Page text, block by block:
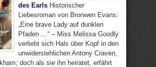
des Earls Historischer
Liebesroman von Bronwen Evans:
„Eine brave Lady auf dunklen
Pfaden …“ – Miss Melissa Goodly
verliebt sich Hals über Kopf in den
unwiderstehlichen Antony Craven,
doch als sie ihn heiratet, erfährt